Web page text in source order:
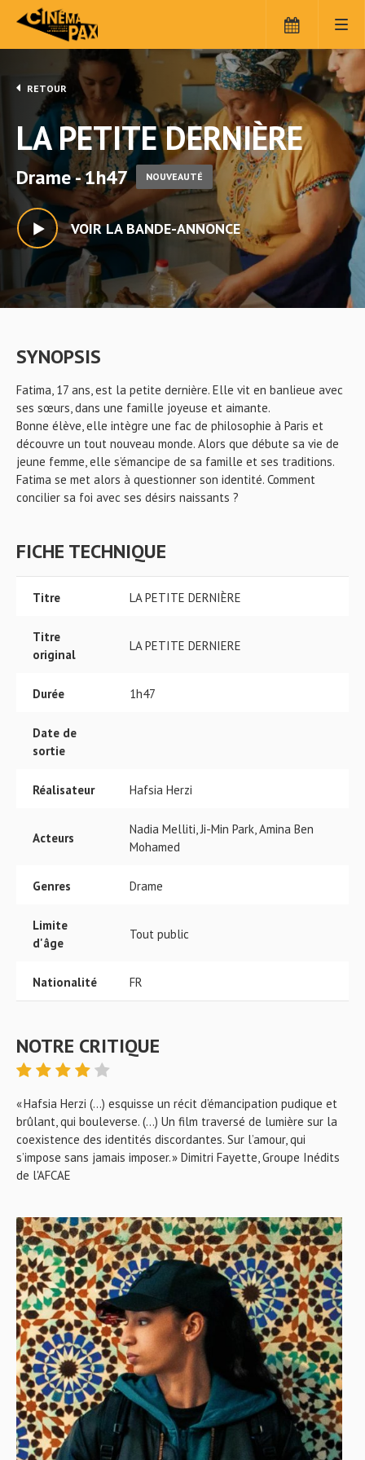
RETOUR
LA PETITE DERNIÈRE
Drame - 1h47 NOUVEAUTÉ
VOIR LA BANDE-ANNONCE
SYNOPSIS
Fatima, 17 ans, est la petite dernière. Elle vit en banlieue avec
ses sœurs, dans une famille joyeuse et aimante.
Bonne élève, elle intègre une fac de philosophie à Paris et
découvre un tout nouveau monde. Alors que débute sa vie de
jeune femme, elle s’émancipe de sa famille et ses traditions.
Fatima se met alors à questionner son identité. Comment
concilier sa foi avec ses désirs naissants ?
FICHE TECHNIQUE
Titre LA PETITE DERNIÈRE
Titre
original
LA PETITE DERNIERE
Durée 1h47
Date de
sortie
Réalisateur Hafsia Herzi
Acteurs
Nadia Melliti, Ji-Min Park, Amina Ben
Mohamed
Genres Drame
Limite
d'âge
Tout public
Nationalité FR
NOTRE CRITIQUE
« Hafsia Herzi (…) esquisse un récit d’émancipation pudique et
brûlant, qui bouleverse. (…) Un film traversé de lumière sur la
coexistence des identités discordantes. Sur l’amour, qui
s’impose sans jamais imposer. » Dimitri Fayette, Groupe Inédits
de l'AFCAE